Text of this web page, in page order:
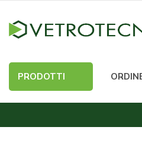
PRODOTTI